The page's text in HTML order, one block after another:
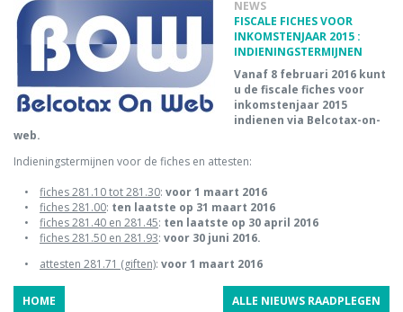
NEWS
FISCALE FICHES VOOR
INKOMSTENJAAR 2015 :
INDIENINGSTERMIJNEN
Vanaf 8 februari 2016 kunt
u de fiscale fiches voor
inkomstenjaar 2015
indienen via Belcotax-on-
web.
Indieningstermijnen voor de fiches en attesten:
• fiches 281.10 tot 281.30: voor 1 maart 2016
• fiches 281.00: ten laatste op 31 maart 2016
• fiches 281.40 en 281.45: ten laatste op 30 april 2016
• fiches 281.50 en 281.93: voor 30 juni 2016.
• attesten 281.71 (giften): voor 1 maart 2016
HOME ALLE NIEUWS RAADPLEGEN